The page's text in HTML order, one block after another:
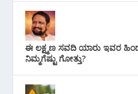
ಈ ಲಕ್ಷ್ಮಣ ಸವದಿ ಯಾರು ಇವರ
ನಿಮ್ಮಗೆಷ್ಟು ಗೋತ್ತು?